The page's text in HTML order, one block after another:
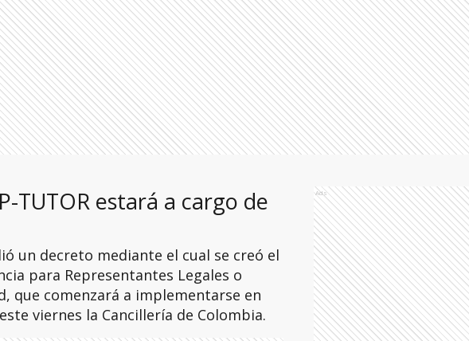
TUTOR estará a cargo de
un decreto mediante el cual se creó el
para Representantes Legales o
que comenzará a implementarse en
viernes la Cancillería de Colombia.
Ads